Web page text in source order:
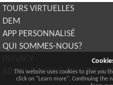
TOURS VIRTUELLES
DEM
APP PERSONNALISÉ
QUI SOMMES-NOUS?
ABONNEZ-VOUS À NOTRE
This website uses cookies to give you
click on "Learn more". Continuing the